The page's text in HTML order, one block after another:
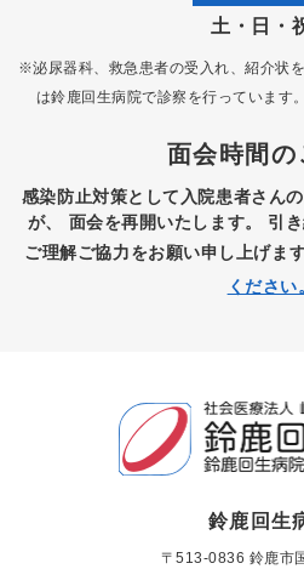
土・日・
※泌尿器科、救急患者の受入れ、紹介状
は鈴鹿回生病院で診察を行っています。
面会時間の
感染防止対策として入院患者さん
が、 面会を再開いたします。 引
ご理解ご協力をお願い申し上げます
ください
鈴鹿回生
〒513-0836 鈴鹿市